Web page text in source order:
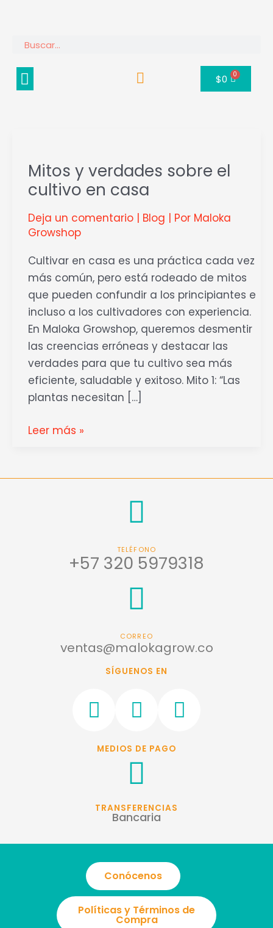
contenido
Buscar
Menú $0 0Carrito
Mitos y verdades sobre el
cultivo en casa
Deja un comentario | Blog | Por Maloka
Growshop
Cultivar en casa es una práctica cada vez
más común, pero está rodeado de mitos
que pueden confundir a los principiantes e
incluso a los cultivadores con experiencia.
En Maloka Growshop, queremos desmentir
las creencias erróneas y destacar las
verdades para que tu cultivo sea más
eficiente, saludable y exitoso. Mito 1: “Las
plantas necesitan […]
verdades
sobre
cultivo
en
casa
Leer más »
TELÉFONO
+57 320 5979318
CORREO
ventas@malokagrow.co
SÍGUENOS EN
F
a
c
o
k
I
n
s
t
a
g
r
a
m
W
h
p
MEDIOS DE PAGO
TRANSFERENCIAS
Bancaria
Conócenos
Políticas y Términos de
Compra